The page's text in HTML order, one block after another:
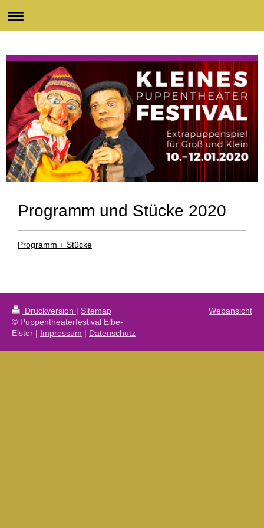
Programm und Stücke 2020
Programm + Stücke
Druckversion | Sitemap
© Puppentheaterfestival Elbe-
Elster | Impressum | Datenschutz
Webansicht